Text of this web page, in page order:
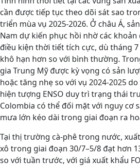
cần được tiếp tục theo dõi sát sao
triển mùa vụ 2025-2026. Ở châu Á,
Nam dự kiến phục hồi nhờ các
điều kiện thời tiết tích cực, dù tháng
khô hạn hơn so với bình thường.
gia Trung Mỹ được kỳ vọng có sản
hoặc tăng nhẹ so với vụ 2024-2025
hiện tượng ENSO duy trì trạng thái
Colombia có thể đối mặt với nguy cơ
mưa lớn kéo dài trong giai đoạn ra
Tại thị trường cà-phê trong nước,
xô trong giai đoạn 30/7–5/8 đạt hơn
so với tuần trước, với giá xuất khẩu